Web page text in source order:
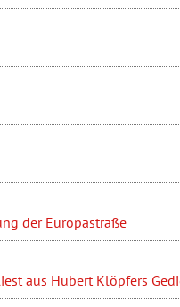
der Europastraße
aus Hubert Klöpfers